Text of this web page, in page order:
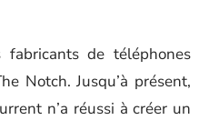
de téléphones
Notch. Jusqu’à présent,
n’a réussi à créer un